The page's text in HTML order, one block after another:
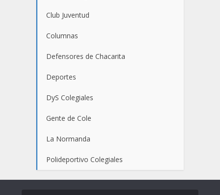
Club Juventud
Columnas
Defensores de Chacarita
Deportes
DyS Colegiales
Gente de Cole
La Normanda
Polideportivo Colegiales